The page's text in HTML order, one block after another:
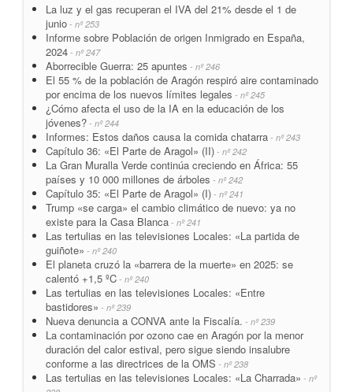
La luz y el gas recuperan el IVA del 21% desde el 1 de
junio - nº 253
Informe sobre Población de origen Inmigrado en España,
2024 - nº 247
Aborrecible Guerra: 25 apuntes - nº 246
El 55 % de la población de Aragón respiró aire contaminado
por encima de los nuevos límites legales - nº 245
¿Cómo afecta el uso de la IA en la educación de los
jóvenes? - nº 244
Informes: Estos daños causa la comida chatarra - nº 243
Capítulo 36: «El Parte de Aragol» (II) - nº 242
La Gran Muralla Verde continúa creciendo en África: 55
países y 10 000 millones de árboles - nº 242
Capítulo 35: «El Parte de Aragol» (I) - nº 241
Trump «se carga» el cambio climático de nuevo: ya no
existe para la Casa Blanca - nº 241
Las tertulias en las televisiones Locales: «La partida de
guiñote» - nº 240
El planeta cruzó la «barrera de la muerte» en 2025: se
calentó +1,5 ºC - nº 240
Las tertulias en las televisiones Locales: «Entre
bastidores» - nº 239
Nueva denuncia a CONVA ante la Fiscalía. - nº 239
La contaminación por ozono cae en Aragón por la menor
duración del calor estival, pero sigue siendo insalubre
conforme a las directrices de la OMS - nº 238
Las tertulias en las televisiones Locales: «La Charrada» - nº